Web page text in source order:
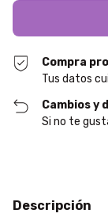
Compra
Tus datos
Cambios y
Si no te
Descripción